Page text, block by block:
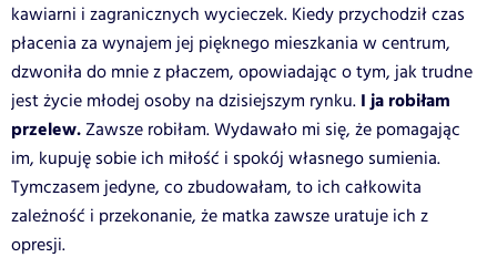
kawiarni i zagranicznych wycieczek. Kiedy przychodził czas
płacenia za wynajem jej pięknego mieszkania w centrum,
dzwoniła do mnie z płaczem, opowiadając o tym, jak trudne
jest życie młodej osoby na dzisiejszym rynku. I ja robiłam
przelew.Zawsze robiłam. Wydawało mi się, że pomagając
im, kupuję sobie ich miłość i spokój własnego sumienia.
Tymczasem jedyne, co zbudowałam, to ich całkowita
zależność i przekonanie, że matka zawsze uratuje ich z
opresji.